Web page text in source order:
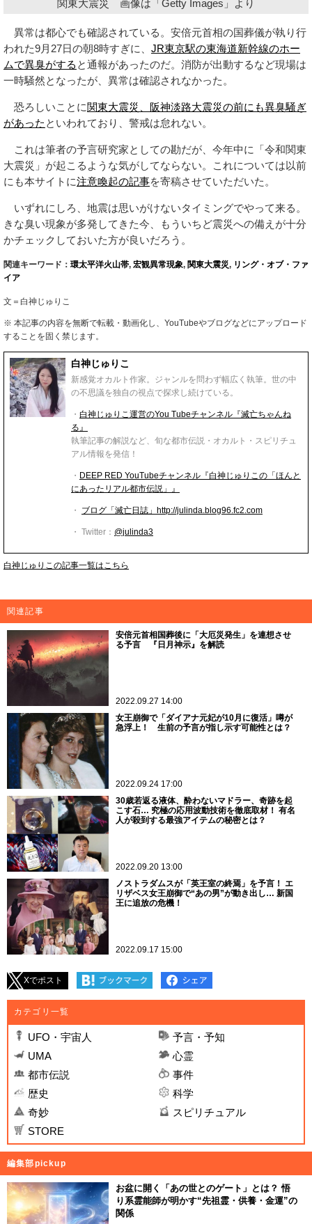
関東大震災 画像は「Getty Images」より
異常は都心でも確認されている。安倍元首相の国葬儀が執り行
われた9月27日の朝8時すぎに、 JR東京駅の東海道新幹線のホー
ムで異臭がする と通報があったのだ。消防が出動するなど現場は
一時騒然となったが、異常は確認されなかった。
恐ろしいことに関東大震災、阪神淡路大震災の前にも異臭騒ぎ
があった といわれており、警戒は怠れない。
これは筆者の予言研究家としての勘だが、今年中に「令和関東
大震災」が起こるような気がしてならない。これについては以前
にも本サイトに注意喚起の記事を寄稿させていただいた。
いずれにしろ、地震は思いがけないタイミングでやって来る。
きな臭い現象が多発してきた今、もういちど震災への備えが十分
かチェックしておいた方が良いだろう。
関連キーワード： 環太平洋火山帯, 宏観異常現象, 関東大震災, リング・オブ・ファ
イア
文＝白神じゅりこ
※ 本記事の内容を無断で転載・動画化し、YouTubeやブログなどにアップロード
することを固く禁じます。
白神じゅりこ
新感覚オカルト作家。ジャンルを問わず幅広く執筆。世の中
の不思議を独自の視点で探求し続けている。
・ 白神じゅりこ運営のYou Tubeチャンネル『滅亡ちゃんね
る』
執筆記事の解説など、旬な都市伝説・オカルト・スピリチュ
アル情報を発信！
・ DEEP RED YouTubeチャンネル『白神じゅりこの「ほんと
にあったリアル都市伝説」』
・ ブログ「滅亡日誌」http://julinda.blog96.fc2.com
・ Twitter： @julinda3
白神じゅりこの記事一覧はこちら
関連記事
安倍元首相国葬後に「大厄災発生」を連想させ
る予言 『日月神示』を解読
2022.09.27 14:00
女王崩御で「ダイアナ元妃が10月に復活」噂が
急浮上！ 生前の予言が指し示す可能性とは？
2022.09.24 17:00
30歳若返る液体、酔わないマドラー、奇跡を起
こす石… 究極の応用波動技術を徹底取材！ 有名
人が殺到する最強アイテムの秘密とは？
2022.09.20 13:00
ノストラダムスが「英王室の終焉」を予言！ エ
リザベス女王崩御で“あの男”が動き出し… 新国
王に追放の危機！
2022.09.17 15:00
Xでポスト
カテゴリ一覧
UFO・宇宙人
予言・予知
UMA
心霊
都市伝説
事件
歴史
科学
奇妙
スピリチュアル
STORE
編集部pickup
お盆に開く「あの世とのゲート」とは？ 悟
り系霊能師が明かす“先祖霊・供養・金運”の
関係